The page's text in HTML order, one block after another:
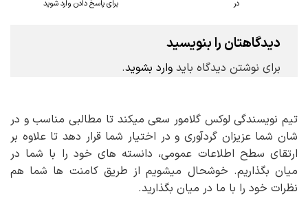
در برای پاسخ دادن وارد شوید
دیدگاهتان را بنویسید
برای نوشتن دیدگاه باید وارد بشوید.
تیم نویسندگی لوکس گلامور سعی میکند تا مطالبی مناسب و در
شان شما عزیزان گردآوری و در اختیار شما قرار دهد تا علاوه بر
ارتقای سطح اطلاعات عمومی، دانسته های خود را با شما در
میان بگذاریم. خوشحال میشویم از طریق کامنت ها شما هم
نظرات خود را با ما در میان بگذارید.